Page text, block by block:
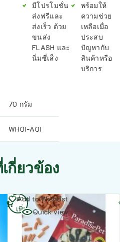
มีโปรโมชั่น
ส่งฟรีและ
ส่งเร็ว ด้วย
ขนส่ง
FLASH และ
นิ่มซี่เส็ง
พร้อมให้
ความช่วย
เหลือเมื่อ
ประสบ
ปัญหากับ
สินค้าหรือ
บริการ
70 กรัม
WH01-A01
กี่ยวข้อง
Add to Wishlist
Quick view
อ่าน
เพิ่ม